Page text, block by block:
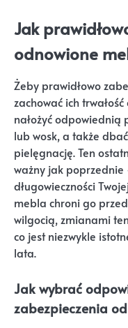
Jak
odnowione
Żeby prawidłowo
zachować ich
nałożyć odpowiednią
lub wosk, a także
pielęgnację. Ten
ważny jak
długowieczności
mebla chroni go
wilgocią, zmianami
co jest niezwykle
lata.
Jak wybrać
zabezpieczenia